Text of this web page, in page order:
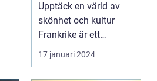
Upptäck en värld av
skönhet och kultur
Frankrike är ett
fantastiskt land som
17 januari 2024